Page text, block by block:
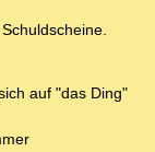
auf "das Ding"